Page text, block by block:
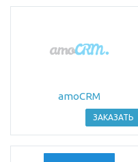
amoCRM
ЗАКАЗАТЬ